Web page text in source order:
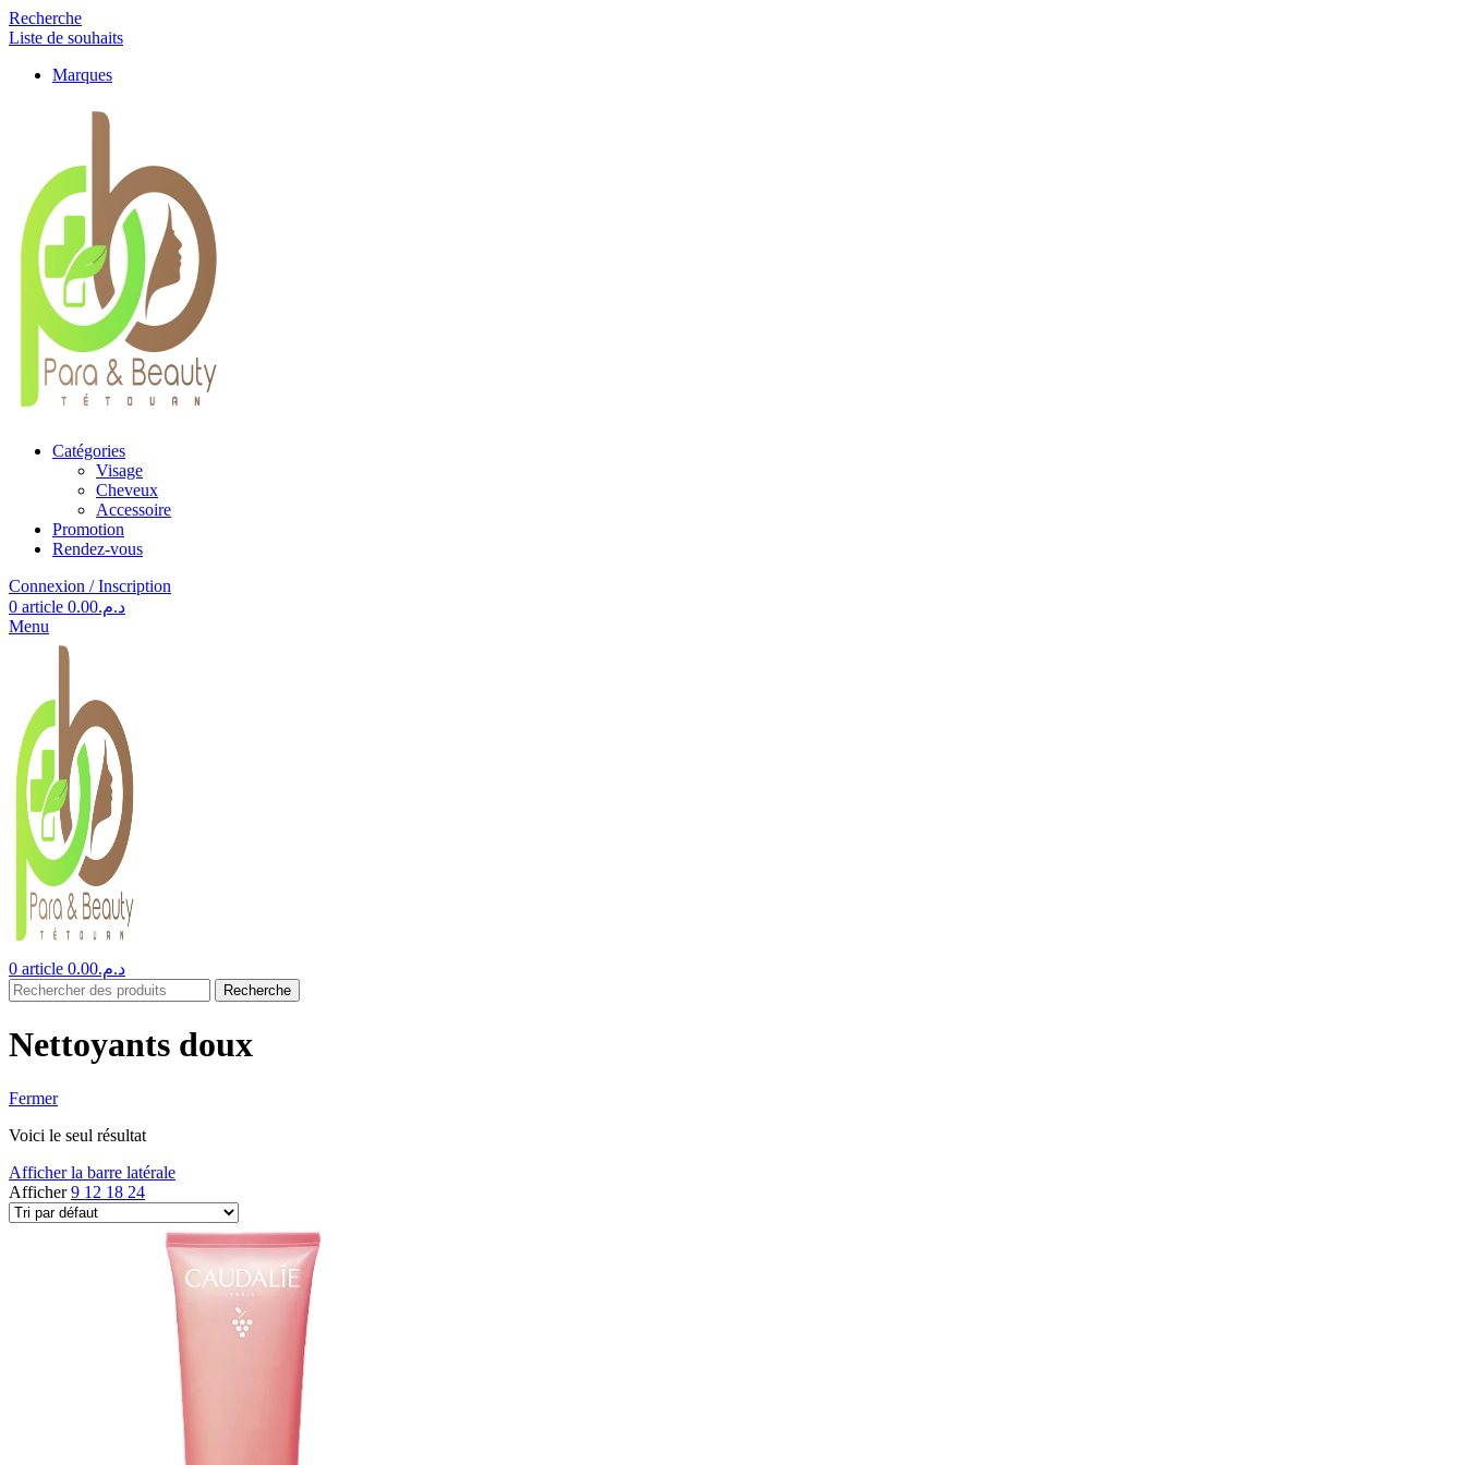
Recherche
Liste de souhaits
Marques
Catégories
Visage
Cheveux
Accessoire
Promotion
Rendez-vous
Connexion / Inscription
0 article د.م.0.00
Menu
0 article د.م.0.00
Recherche
Nettoyants doux
Fermer
Voici le seul résultat
Afficher la barre latérale
Afficher9 12 18 24